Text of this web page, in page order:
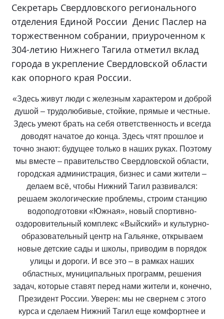
Секретарь Свердловского регионального
отделения Единой России Денис Паслер на
торжественном собрании, приуроченном к
304-летию Нижнего Тагила отметил вклад
города в укрепление Свердловской области
как опорного края России.
«Здесь живут люди с железным характером и доброй
душой – трудолюбивые, стойкие, прямые и честные.
Здесь умеют брать на себя ответственность и всегда
доводят начатое до конца. Здесь чтят прошлое и
точно знают: будущее только в наших руках. Поэтому
мы вместе – правительство Свердловской области,
городская администрация, бизнес и сами жители –
делаем всё, чтобы Нижний Тагил развивался:
решаем экологические проблемы, строим станцию
водоподготовки «Южная», новый спортивно-
оздоровительный комплекс «Выйский» и культурно-
образовательный центр на Гальянке, открываем
новые детские сады и школы, приводим в порядок
улицы и дороги. И все это – в рамках наших
областных, муниципальных программ, решения
задач, которые ставят перед нами жители и, конечно,
Президент России. Уверен: мы не свернем с этого
курса и сделаем Нижний Тагил еще комфортнее и